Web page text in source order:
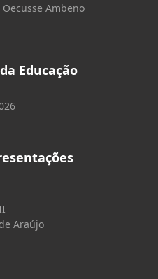
Ambeno
Educação
Araújo